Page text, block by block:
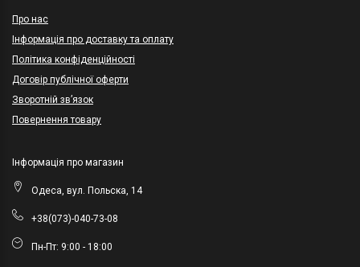
Про нас
Інформація про доставку та оплату
Політика конфіденційності
Договір публічної оферти
Зворотній зв’язок
Повернення товару
Інформація про магазин
Одеса, вул. Польска, 14
+38(073)-040-73-08
Пн-Пт: 9:00 - 18:00